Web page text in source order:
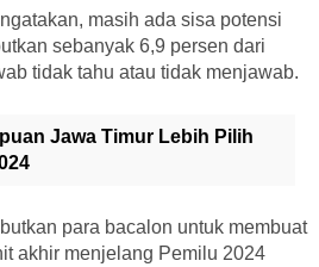
masih ada sisa potensi
sebanyak 6,9 persen dari
tidak tahu atau tidak menjawab.
Jawa Timur Lebih Pilih
para bacalon untuk membuat
akhir menjelang Pemilu 2024